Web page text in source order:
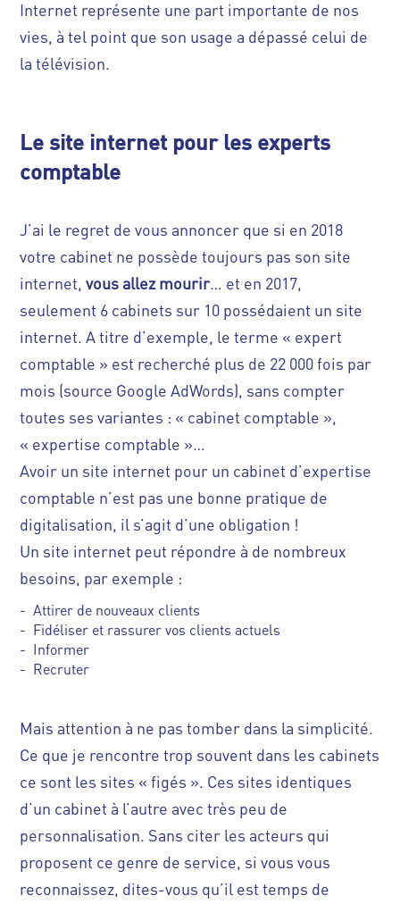
Internet représente une part importante de nos
vies, à tel point que son usage a dépassé celui de
la télévision.
Le site internet pour les experts
comptable
J’ai le regret de vous annoncer que si en 2018
votre cabinet ne possède toujours pas son site
internet,vous allez mourir… et en 2017,
seulement 6 cabinets sur 10 possédaient un site
internet. A titre d’exemple, le terme « expert
comptable » est recherché plus de 22 000 fois par
mois (source Google AdWords), sans compter
toutes ses variantes : « cabinet comptable »,
« expertise comptable »…
Avoir un site internet pour un cabinet d’expertise
comptable n’est pas une bonne pratique de
digitalisation, il s’agit d’une obligation !
Un site internet peut répondre à de nombreux
besoins, par exemple :
Attirer de nouveaux clients
Fidéliser et rassurer vos clients actuels
Informer
Recruter
Mais attention à ne pas tomber dans la simplicité.
Ce que je rencontre trop souvent dans les cabinets
ce sont les sites « figés ». Ces sites identiques
d’un cabinet à l’autre avec très peu de
personnalisation. Sans citer les acteurs qui
proposent ce genre de service, si vous vous
reconnaissez, dites-vous qu’il est temps de